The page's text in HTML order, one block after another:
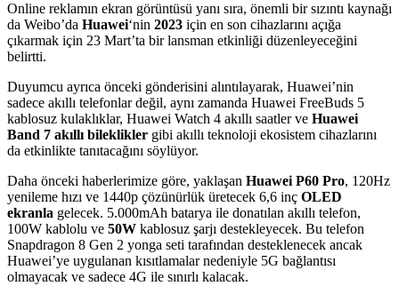
Online reklamın ekran görüntüsü yanı sıra, önemli bir sızıntı kaynağı
da Weibo’da Huawei‘nin 2023 için en son cihazlarını açığa
çıkarmak için 23 Mart’ta bir lansman etkinliği düzenleyeceğini
belirtti.
Duyumcu ayrıca önceki gönderisini alıntılayarak, Huawei’nin
sadece akıllı telefonlar değil, aynı zamanda Huawei FreeBuds 5
kablosuz kulaklıklar, Huawei Watch 4 akıllı saatler ve Huawei
Band 7 akıllı bileklikler gibi akıllı teknoloji ekosistem cihazlarını
da etkinlikte tanıtacağını söylüyor.
Daha önceki haberlerimize göre, yaklaşan Huawei P60 Pro, 120Hz
yenileme hızı ve 1440p çözünürlük üretecek 6,6 inç OLED
ekranla gelecek. 5.000mAh batarya ile donatılan akıllı telefon,
100W kablolu ve 50W kablosuz şarjı destekleyecek. Bu telefon
Snapdragon 8 Gen 2 yonga seti tarafından desteklenecek ancak
Huawei’ye uygulanan kısıtlamalar nedeniyle 5G bağlantısı
olmayacak ve sadece 4G ile sınırlı kalacak.